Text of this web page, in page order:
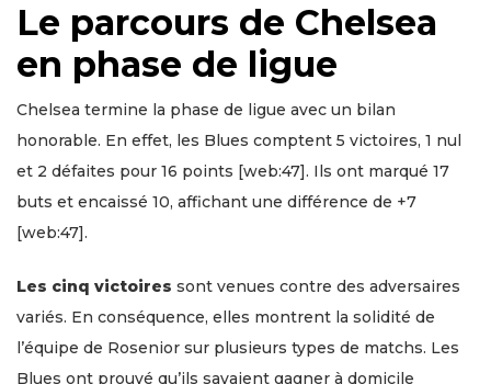
Le parcours de Chelsea
en phase de ligue
Chelsea termine la phase de ligue avec un bilan
honorable. En effet, les Blues comptent 5 victoires, 1 nul
et 2 défaites pour 16 points [web:47]. Ils ont marqué 17
buts et encaissé 10, affichant une différence de +7
[web:47].
Les cinq victoires sont venues contre des adversaires
variés. En conséquence, elles montrent la solidité de
l’équipe de Rosenior sur plusieurs types de matchs. Les
Blues ont prouvé qu’ils savaient gagner à domicile